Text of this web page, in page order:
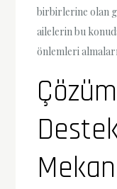
birbirlerine olan
ailelerin bu
önlemleri